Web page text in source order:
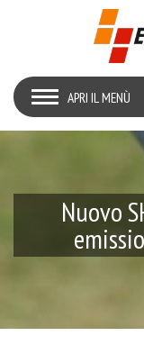
APRI IL MENÙ
Nuovo